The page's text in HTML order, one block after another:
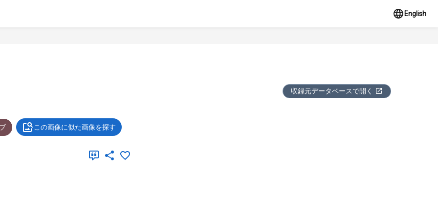
English
収録元データベースで開く
この画像に似た画像を探す